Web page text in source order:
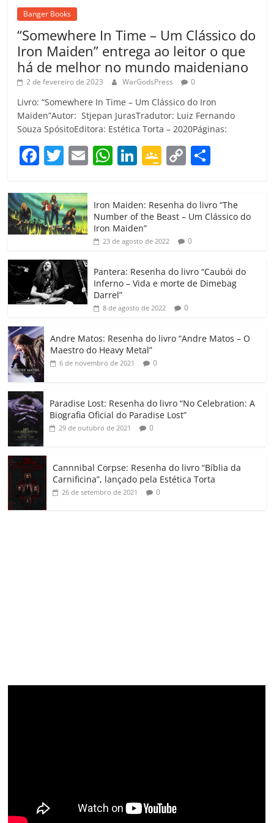
Banger Books
“Somewhere In Time – Um Clássico do
Iron Maiden” entrega ao leitor o que
há de melhor no mundo maideniano
2 de fevereiro de 2023 WarGodsPress 0
Livro: “Somewhere In Time – Um Clássico do Iron
Maiden”Autor: Stjepan JurasTradutor: Luiz Fernando
Souza SpósitoEditora: Estética Torta – 2020Páginas:
F
c
e
b
o
o
k
T
itt
er
E W
at
s
A
p
Li
e
dI
G
gl
e
Cl
a
ss
ro
o
C
p
y
Li
k
m
p
h
ar
Iron Maiden: Resenha do livro “The
Number of the Beast – Um Clássico do
Iron Maiden”
23 de agosto de 2022 0
Pantera: Resenha do livro “Caubói do
Inferno – Vida e morte de Dimebag
Darrel”
8 de agosto de 2022 0
Andre Matos: Resenha do livro “Andre Matos – O
Maestro do Heavy Metal”
6 de novembro de 2021 0
Paradise Lost: Resenha do livro “No Celebration: A
Biografia Oficial do Paradise Lost”
29 de outubro de 2021 0
Cannnibal Corpse: Resenha do livro “Bíblia da
Carnificina”, lançado pela Estética Torta
26 de setembro de 2021 0